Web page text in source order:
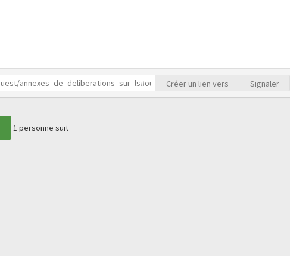
Créer un lien vers Signaler
1 personne suit